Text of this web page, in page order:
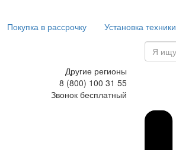
Покупка в рассрочку
Установка техники
Другие регионы
8 (800) 100 31 55
Звонок бесплатный